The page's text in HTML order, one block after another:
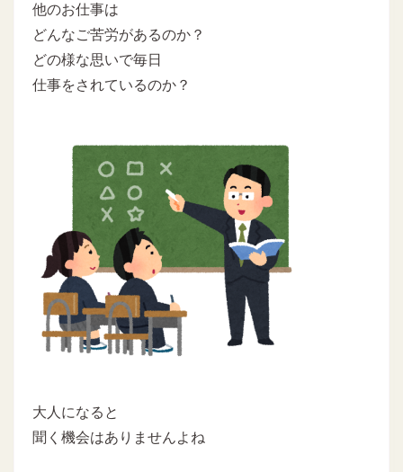
他のお仕事は
どんなご苦労があるのか？
どの様な思いで毎日
仕事をされているのか？
大人になると
聞く機会はありませんよね